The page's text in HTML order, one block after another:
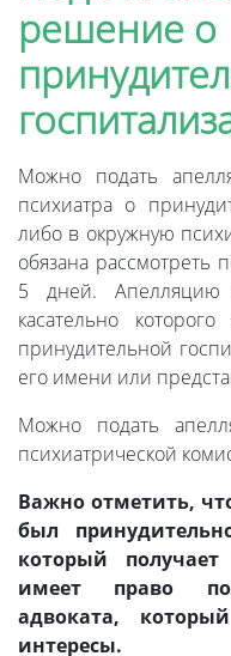
решение о
Можно подать
психиатра о
либо в окружную
обязана рассмотреть
5 дней. Апелляцию
касательно
принудительной
его имени или
Можно подать
психиатрической
Важно отметить,
был
который
имеет право
адвоката,
интересы.